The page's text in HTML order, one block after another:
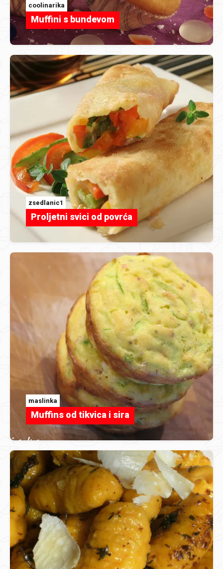
coolinarika
Muffini s bundevom
zsedlanic1
Proljetni svici od povrća
maslinka
Muffins od tikvica i sira